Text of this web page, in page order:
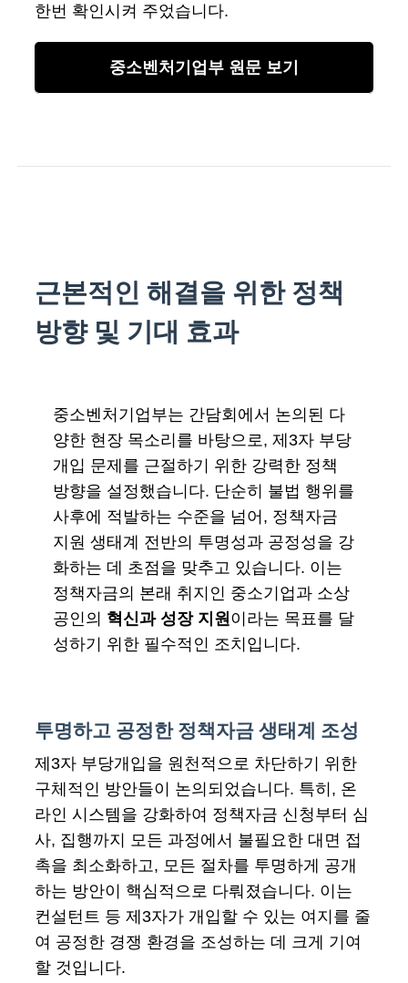
한번 확인시켜 주었습니다.
중소벤처기업부 원문 보기
근본적인 해결을 위한 정책
방향 및 기대 효과
중소벤처기업부는 간담회에서 논의된 다
양한 현장 목소리를 바탕으로, 제3자 부당
개입 문제를 근절하기 위한 강력한 정책
방향을 설정했습니다. 단순히 불법 행위를
사후에 적발하는 수준을 넘어, 정책자금
지원 생태계 전반의 투명성과 공정성을 강
화하는 데 초점을 맞추고 있습니다. 이는
정책자금의 본래 취지인 중소기업과 소상
공인의 혁신과 성장 지원 이라는 목표를 달
성하기 위한 필수적인 조치입니다.
투명하고 공정한 정책자금 생태계 조성
제3자 부당개입을 원천적으로 차단하기 위한
구체적인 방안들이 논의되었습니다. 특히, 온
라인 시스템을 강화하여 정책자금 신청부터 심
사, 집행까지 모든 과정에서 불필요한 대면 접
촉을 최소화하고, 모든 절차를 투명하게 공개
하는 방안이 핵심적으로 다뤄졌습니다. 이는
컨설턴트 등 제3자가 개입할 수 있는 여지를 줄
여 공정한 경쟁 환경을 조성하는 데 크게 기여
할 것입니다.